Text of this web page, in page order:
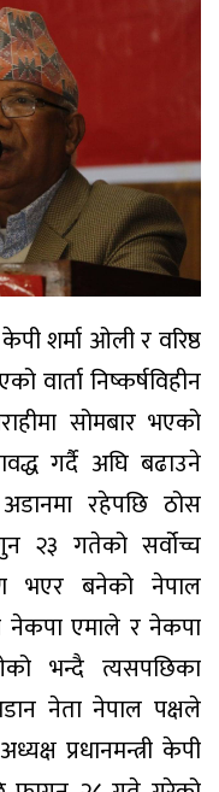
शर्मा ओली र वरिष्ठ
वार्ता निष्कर्षविहीन
सोमबार भएको
गर्दै अघि बढाउने
रहेपछि ठोस
२३ गतेको सर्वोच्च
भएर बनेको नेपाल
नेकपा एमाले र नेकपा
भन्दै त्यसपछिका
नेता नेपाल पक्षले
प्रधानमन्त्री केपी